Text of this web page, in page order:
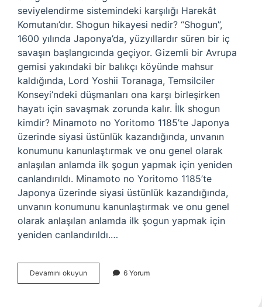
seviyelendirme sistemindeki karşılığı Harekât
Komutanı’dır. Shogun hikayesi nedir? “Shogun”,
1600 yılında Japonya’da, yüzyıllardır süren bir iç
savaşın başlangıcında geçiyor. Gizemli bir Avrupa
gemisi yakındaki bir balıkçı köyünde mahsur
kaldığında, Lord Yoshii Toranaga, Temsilciler
Konseyi’ndeki düşmanları ona karşı birleşirken
hayatı için savaşmak zorunda kalır. İlk shogun
kimdir? Minamoto no Yoritomo 1185’te Japonya
üzerinde siyasi üstünlük kazandığında, unvanın
konumunu kanunlaştırmak ve onu genel olarak
anlaşılan anlamda ilk şogun yapmak için yeniden
canlandırıldı. Minamoto no Yoritomo 1185’te
Japonya üzerinde siyasi üstünlük kazandığında,
unvanın konumunu kanunlaştırmak ve onu genel
olarak anlaşılan anlamda ilk şogun yapmak için
yeniden canlandırıldı.…
Devamını okuyun
Ne
6 Yorum